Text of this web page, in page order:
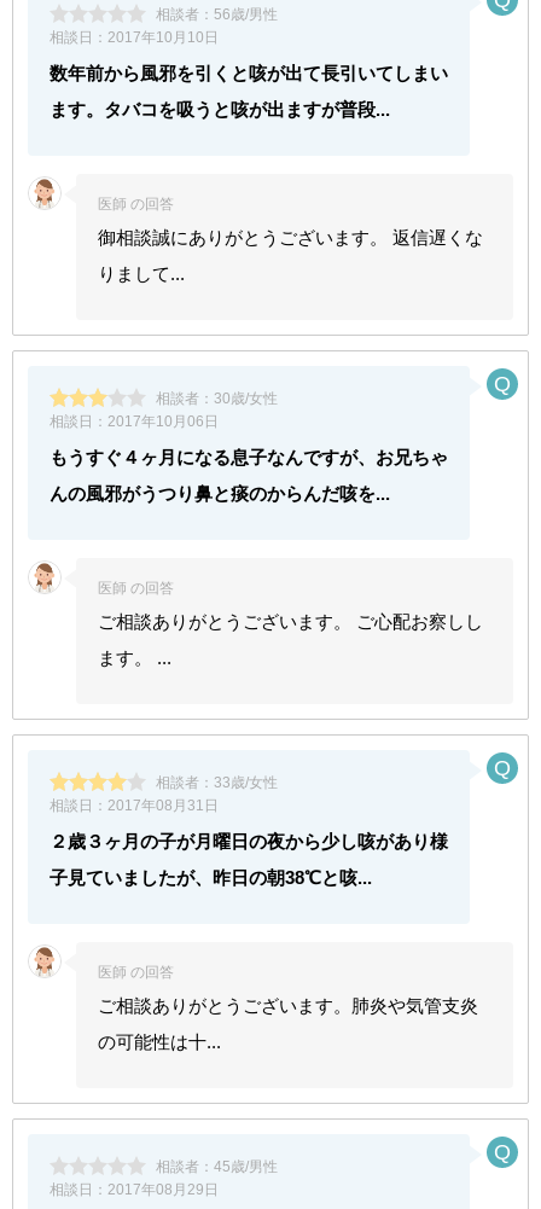
相談者： 56歳/男性
相談日： 2017年10月10日
数年前から風邪を引くと咳が出て長引いてしまい
ます。タバコを吸うと咳が出ますが普段...
医師 の回答
御相談誠にありがとうございます。 返信遅くな
りまして...
相談者： 30歳/女性
相談日： 2017年10月06日
もうすぐ４ヶ月になる息子なんですが、お兄ちゃ
んの風邪がうつり鼻と痰のからんだ咳を...
医師 の回答
ご相談ありがとうございます。 ご心配お察しし
ます。 ...
相談者： 33歳/女性
相談日： 2017年08月31日
２歳３ヶ月の子が月曜日の夜から少し咳があり様
子見ていましたが、昨日の朝38℃と咳...
医師 の回答
ご相談ありがとうございます。肺炎や気管支炎
の可能性は十...
相談者： 45歳/男性
相談日： 2017年08月29日